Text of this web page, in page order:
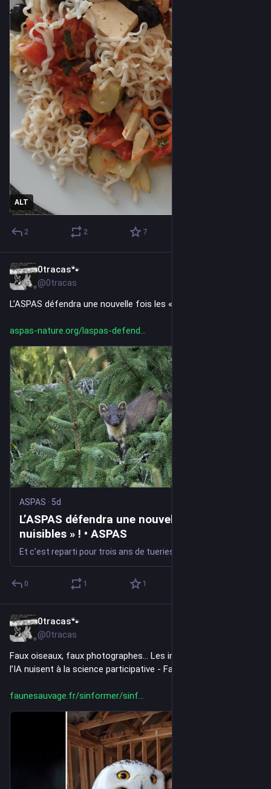
ALT
2 2 7
0tracas🐾
@0tracas
L’ASPAS défendra une nouvelle fois les « nuisibles » ! • ASPAS
aspas-nature.org/laspas-defend
ASPAS · 5d
L’ASPAS défendra une nouvelle fois les «
nuisibles » ! • ASPAS
0 1 1
0tracas🐾
@0tracas
Faux oiseaux, faux photographes… Les images générées par
l’IA nuisent à la science participative - Faune Sauvage
faunesauvage.fr/sinformer/sinf